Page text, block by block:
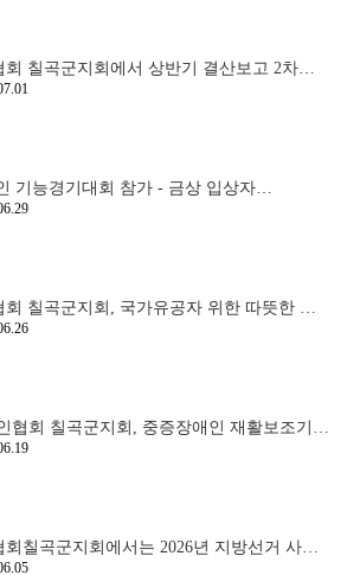
회 칠곡군지회에서 상반기 결산보고 2차…
기능경기대회 참가 - 금상 입상자…
회 칠곡군지회, 국가유공자 위한 따뜻한 …
협회 칠곡군지회, 중증장애인 재활보조기…
회칠곡군지회에서는 2026년 지방선거 사…